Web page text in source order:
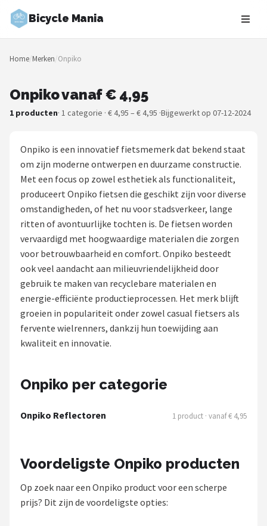
Bicycle Mania
Zoeken
NAVIGATIE
Merken
Blog
Fietsroutes
Kinderfietsen
Stadsfietsen
Elektrische fietsen
Mountainbikes
Shop
POPULAIRE MERKEN
Volare
ABUS
BBB Cycling
Home/Merken/Onpiko
Onpiko vanaf € 4,95
1 producten· 1 categorie · € 4,95 – € 4,95 ·Bijgewerkt op 07-12-2024
Onpiko is een innovatief fietsmemerk dat bekend staat
om zijn moderne ontwerpen en duurzame constructie.
Met een focus op zowel esthetiek als functionaliteit,
produceert Onpiko fietsen die geschikt zijn voor diverse
omstandigheden, of het nu voor stadsverkeer, lange
ritten of avontuurlijke tochten is. De fietsen worden
vervaardigd met hoogwaardige materialen die zorgen
voor betrouwbaarheid en comfort. Onpiko besteedt
ook veel aandacht aan milieuvriendelijkheid door
gebruik te maken van recyclebare materialen en
energie-efficiënte productieprocessen. Het merk blijft
groeien in populariteit onder zowel casual fietsers als
fervente wielrenners, dankzij hun toewijding aan
kwaliteit en innovatie.
Onpiko per categorie
Onpiko Reflectoren 1 product · vanaf € 4,95
Voordeligste Onpiko producten
Op zoek naar een Onpiko product voor een scherpe
prijs? Dit zijn de voordeligste opties: